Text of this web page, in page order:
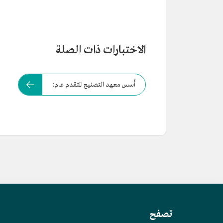
الاختبارات ذات الصلة
أُسس معهد التصنيع المتقدم عام:
تصفح